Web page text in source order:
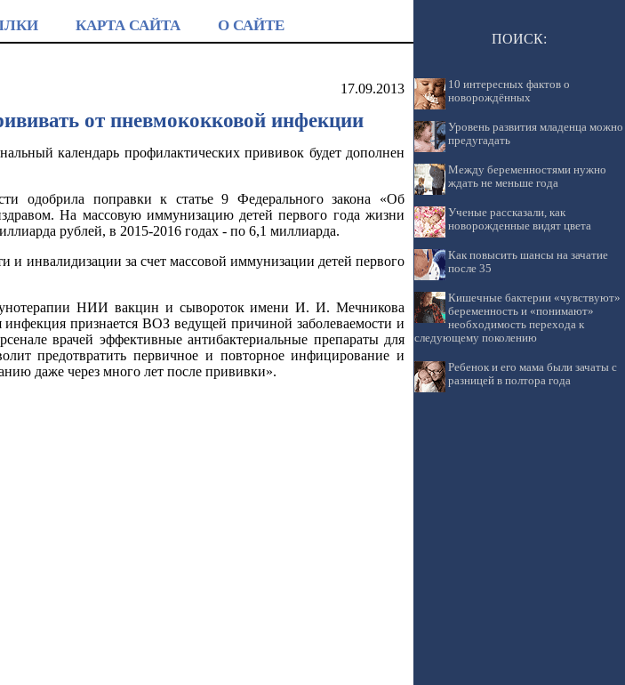
КАРТА САЙТА О САЙТЕ
17.09.2013
от пневмококковой инфекции
календарь профилактических прививок будет дополнен
одобрила поправки к статье 9 Федерального закона «Об
На массовую иммунизацию детей первого года жизни
рублей, в 2015-2016 годах - по 6,1 миллиарда.
и инвалидизации за счет массовой иммунизации детей первого
НИИ вакцин и сывороток имени И. И. Мечникова
признается ВОЗ ведущей причиной заболеваемости и
врачей эффективные антибактериальные препараты для
предотвратить первичное и повторное инфицирование и
даже через много лет после прививки».
ПОИСК:
10 интересных фактов о
новорождённых
Уровень развития младенца можно
предугадать
Между беременностями нужно
ждать не меньше года
Ученые рассказали, как
новорожденные видят цвета
Как повысить шансы на зачатие
после 35
Кишечные бактерии «чувствуют»
беременность и «понимают»
необходимость перехода к
следующему поколению
Ребенок и его мама были зачаты с
разницей в полтора года